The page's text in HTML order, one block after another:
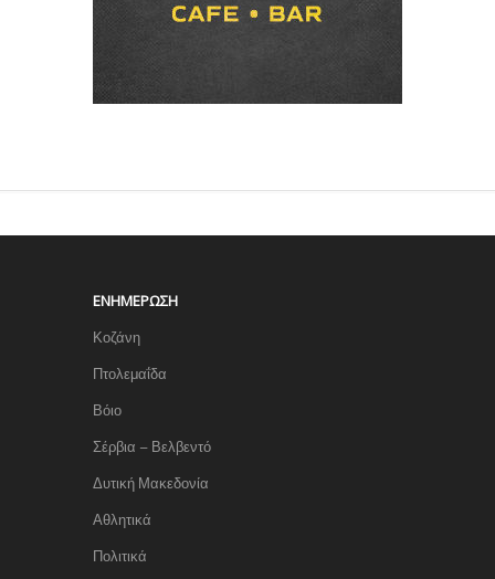
ΕΝΗΜΈΡΩΣΗ
Κοζάνη
Πτολεμαΐδα
Βόιο
Σέρβια – Βελβεντό
Δυτική Μακεδονία
Αθλητικά
Πολιτικά